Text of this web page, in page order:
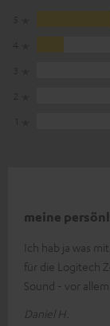
meine
Ich hab ja was
für die Logitech
Sound - vor allem
Daniel H.